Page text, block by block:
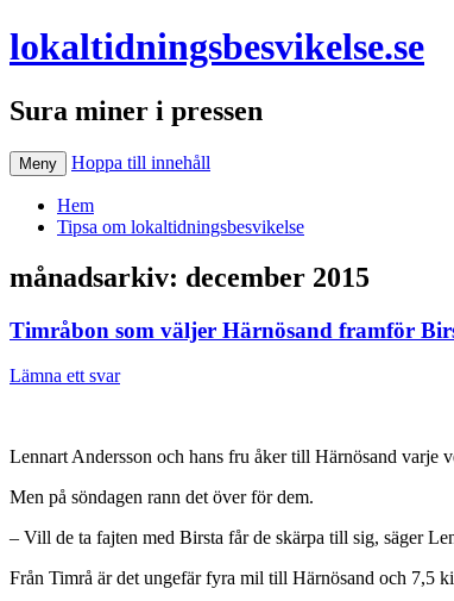
lokaltidningsbesvikelse.se
Sura miner i pressen
Meny Hoppa till innehåll
Hem
Tipsa om lokaltidningsbesvikelse
månadsarkiv: december 2015
Timråbon som väljer Härnösand framför
Lämna ett svar
Lennart Andersson och hans fru åker till Härnösand varje
Men på söndagen rann det över för dem.
– Vill de ta fajten med Birsta får de skärpa till sig, säger
Från Timrå är det ungefär fyra mil till Härnösand och 7,5